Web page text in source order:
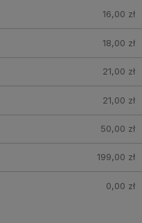
16,00 zł
18,00 zł
21,00 zł
21,00 zł
50,00 zł
199,00 zł
0,00 zł